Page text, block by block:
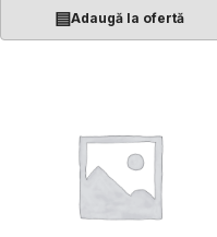
▤Adaugă la ofertă